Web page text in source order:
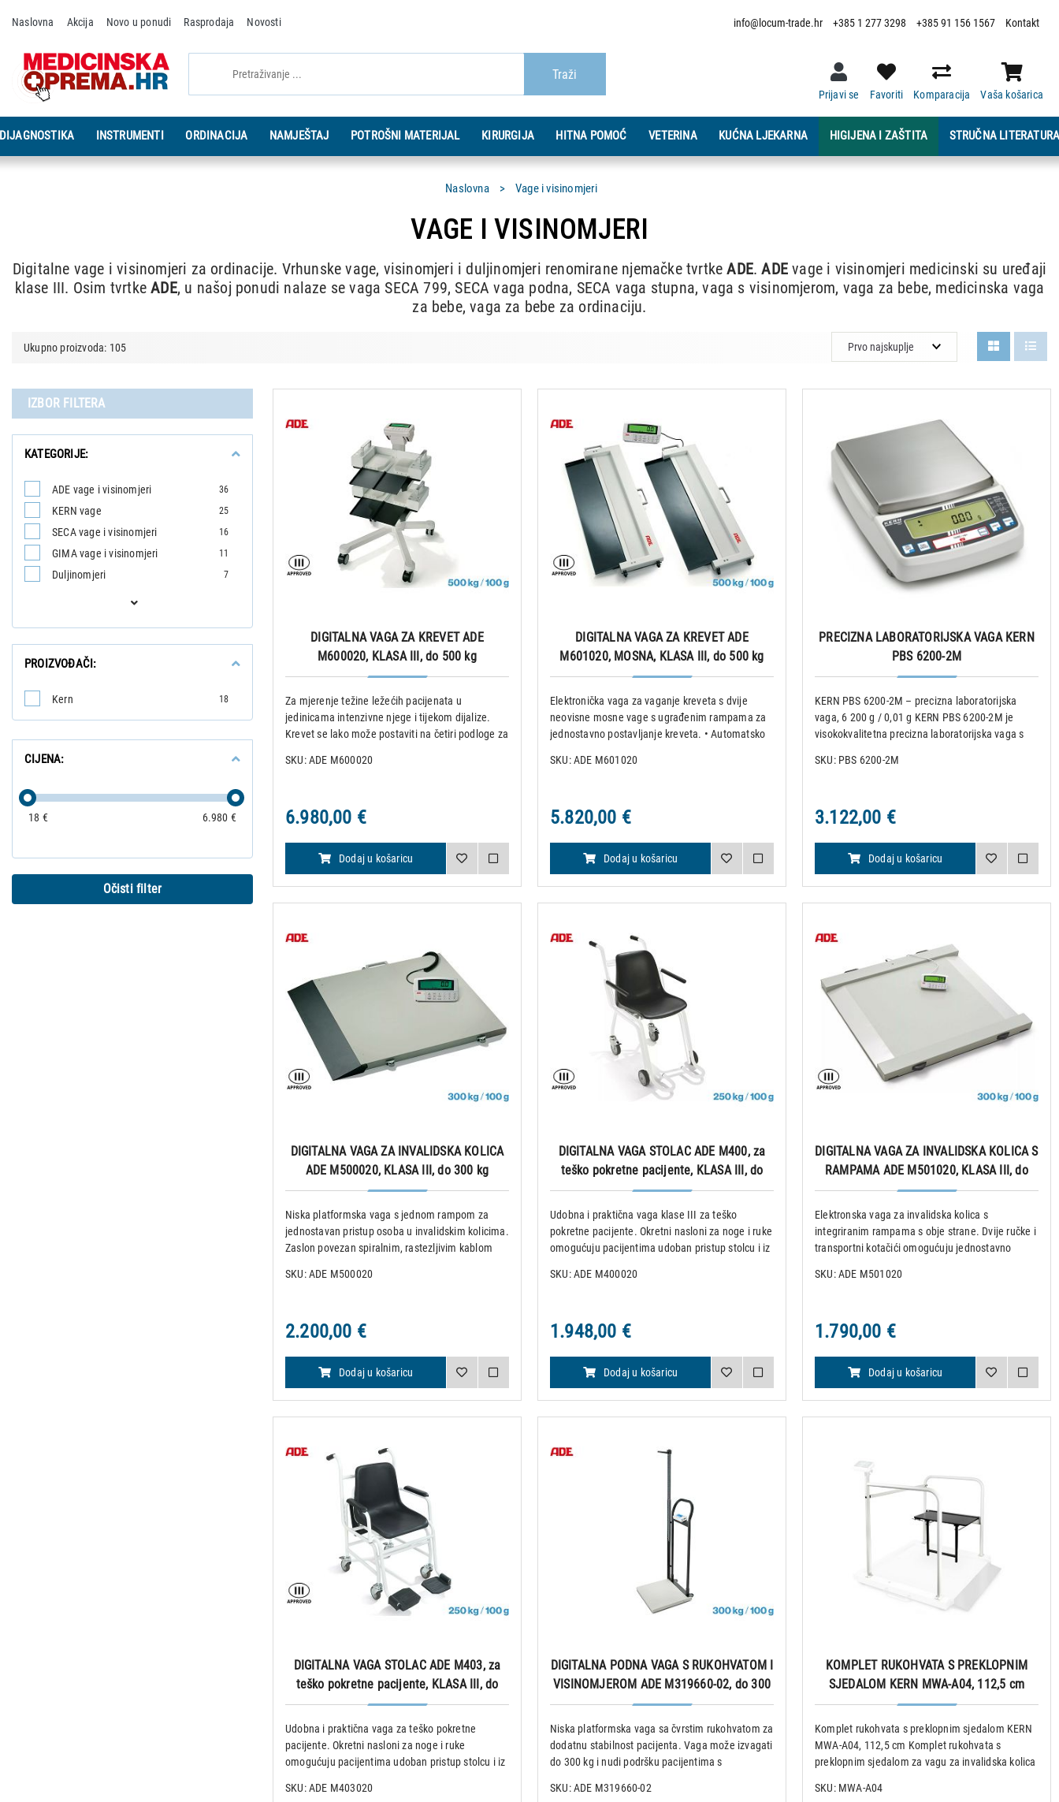
Naslovna Akcija Novo u ponudi Rasprodaja Novosti info@locum-trade.hr +385 1 277 3298 +385 91 156 1567 Kontakt
Traži
Vaša košarica
Komparacija
Favoriti
Prijavi se
INSTRUMENTI ORDINACIJA NAMJEŠTAJ POTROŠNI MATERIJAL KIRURGIJA HITNA POMOĆ VETERINA KUĆNA LJEKARNA HIGIJENA I ZAŠTITA STRUČNA
Naslovna Vage i visinomjeri
VAGE I VISINOMJERI
Digitalne vage i visinomjeri za ordinacije. Vrhunske vage, visinomjeri i duljinomjeri renomirane njemačke tvrtkeADE.ADE vage i visinomjeri medicinski su uređaji
klase III. Osim tvrtkeADE, u našoj ponudi nalaze se vaga SECA 799, SECA vaga podna, SECA vaga stupna, vaga s visinomjerom, vaga za bebe, medicinska vaga
za bebe, vaga za bebe za ordinaciju.
Ukupno proizvoda: 105
IZBOR FILTERA
KATEGORIJE:
ADE vage i visinomjeri 36
KERN vage 25
SECA vage i visinomjeri 16
GIMA vage i visinomjeri 11
Duljinomjeri 7
PROIZVOĐAČI:
Kern 18
CIJENA:
18 € 6.980 €
Očisti filter
DIGITALNA VAGA ZA KREVET ADE
M600020, KLASA III, do 500 kg
Za mjerenje težine ležećih pacijenata u
jedinicama intenzivne njege i tijekom dijalize.
Krevet se lako može postaviti na četiri podloge za
Automatsko podešavanje nule TARA PRED TARA
SKU: ADE M600020
6.980,00 €
Dodaj u košaricu
DIGITALNA VAGA ZA KREVET ADE
M601020, MOSNA, KLASA III, do 500 kg
Elektronička vaga za vaganje kreveta s dvije
neovisne mosne vage s ugrađenim rampama za
jednostavno postavljanje kreveta. • Automatsko
memorija • HOLD Funkcija zadržavanja • BMI
SKU: ADE M601020
5.820,00 €
Dodaj u košaricu
PRECIZNA LABORATORIJSKA VAGA KERN
PBS 6200-2M
KERN PBS 6200-2M – precizna laboratorijska
vaga, 6 200 g / 0,01 g KERN PBS 6200-2M je
visokokvalitetna precizna laboratorijska vaga s
osigurava stabilna, brza i točna mjerenja.
SKU: PBS 6200-2M
3.122,00 €
Dodaj u košaricu
DIGITALNA VAGA ZA INVALIDSKA KOLICA
ADE M500020, KLASA III, do 300 kg
Niska platformska vaga s jednom rampom za
jednostavan pristup osoba u invalidskim kolicima.
Zaslon povezan spiralnim, rastezljivim kablom
Dva bočna kotačića i ručka omogućuju
SKU: ADE M500020
2.200,00 €
Dodaj u košaricu
DIGITALNA VAGA STOLAC ADE M400, za
teško pokretne pacijente, KLASA III, do
250 kg
Udobna i praktična vaga klase III za teško
pokretne pacijente. Okretni nasloni za noge i ruke
omogućuju pacijentima udoban pristup stolcu i iz
sigurnom zahvaljujući dvije kočnice na stražnjim
SKU: ADE M400020
1.948,00 €
Dodaj u košaricu
DIGITALNA VAGA ZA INVALIDSKA KOLICA S
RAMPAMA ADE M501020, KLASA III, do
300 kg
Elektronska vaga za invalidska kolica s
integriranim rampama s obje strane. Dvije ručke i
transportni kotačići omogućuju jednostavno
pruža dodatnu stabilnost i podnosi težinu do 300
SKU: ADE M501020
1.790,00 €
Dodaj u košaricu
DIGITALNA VAGA STOLAC ADE M403, za
teško pokretne pacijente, KLASA III, do
250 kg
Udobna i praktična vaga za teško pokretne
pacijente. Okretni nasloni za noge i ruke
omogućuju pacijentima udoban pristup stolcu i iz
sigurnom zahvaljujući dvije kočnice na stražnjim
SKU: ADE M403020
DIGITALNA PODNA VAGA S RUKOHVATOM I
VISINOMJEROM ADE M319660-02, do 300
kg
Niska platformska vaga sa čvrstim rukohvatom za
dodatnu stabilnost pacijenta. Vaga može izvagati
do 300 kg i nudi podršku pacijentima s
visine sastavni je dio ove višenamjenske vage.
SKU: ADE M319660-02
KOMPLET RUKOHVATA S PREKLOPNIM
SJEDALOM KERN MWA-A04, 112,5 cm
Komplet rukohvata s preklopnim sjedalom KERN
MWA-A04, 112,5 cm Komplet rukohvata s
preklopnim sjedalom za vagu za invalidska kolica
vagom; naknadna ugradnja nije moguća. Tehnički
SKU: MWA-A04